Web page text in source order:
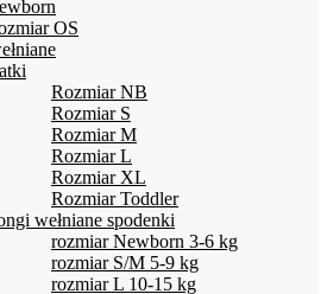
OS
Rozmiar NB
Rozmiar S
Rozmiar M
Rozmiar L
Rozmiar XL
Rozmiar Toddler
wełniane spodenki
rozmiar Newborn 3-6 kg
rozmiar S/M 5-9 kg
rozmiar L 10-15 kg